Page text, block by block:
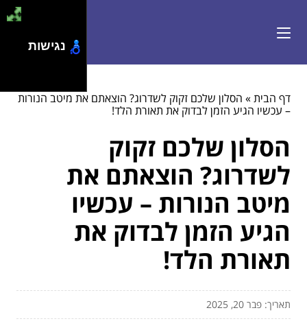
דף הבית» הסלון שלכם זקוק לשדרוג? הוצאתם את מיטב הנורות
– עכשיו הגיע הזמן לבדוק את תאורת הלד!
הסלון שלכם זקוק
לשדרוג? הוצאתם את
מיטב הנורות – עכשיו
הגיע הזמן לבדוק את
תאורת הלד!
תאריך: פבר 20, 2025
נגישות